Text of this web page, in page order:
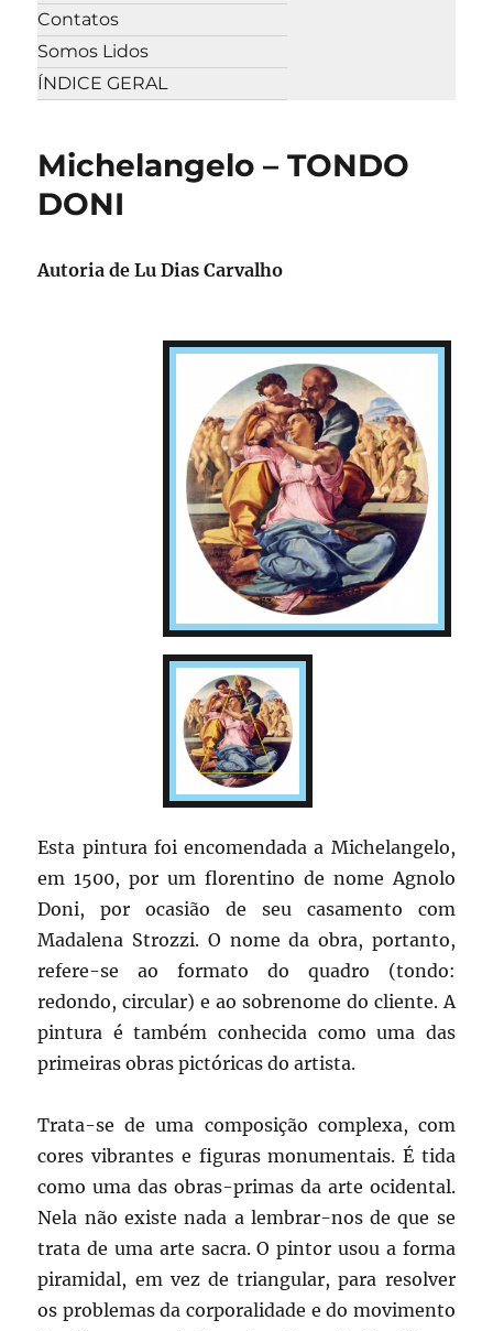
Contatos
Somos Lidos
ÍNDICE GERAL
Michelangelo – TONDO
DONI
Autoria de Lu Dias Carvalho
Esta pintura foi encomendada a Michelangelo,
em 1500, por um florentino de nome Agnolo
Doni, por ocasião de seu casamento com
Madalena Strozzi. O nome da obra, portanto,
refere-se ao formato do quadro (tondo:
redondo, circular) e ao sobrenome do cliente. A
pintura é também conhecida como uma das
primeiras obras pictóricas do artista.
Trata-se de uma composição complexa, com
cores vibrantes e figuras monumentais. É tida
como uma das obras-primas da arte ocidental.
Nela não existe nada a lembrar-nos de que se
trata de uma arte sacra. O pintor usou a forma
piramidal, em vez de triangular, para resolver
os problemas da corporalidade e do movimento